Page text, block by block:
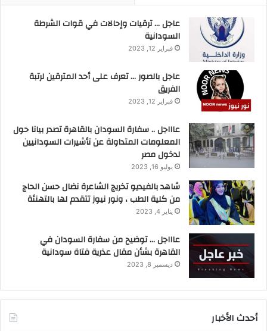
عاجل … ترقيات وإحالات في قوات الشرطة
السودانية
فبراير 12, 2023
عاجل بالصور … تعرف على أحد المترقين لرتبة
الفريق
فبراير 12, 2023
عاااجل .. سفارة السودان بالقاهرة تصدر بيانا حول
المعلومات المتداولة عن تأشيرات السودانيين
لدخول مصر
يوليو 16, 2023
شاهد بالفيديو تخريج الشاعرة نضال حسن الحاج
من كلية الطب ، ونور نيوز تتقدم لها بالتهنئة
يناير 4, 2023
عاااجل … توضيح من سفارة السودان في
القاهرة بشأن مقال عذرية فتاة سودانية
ديسمبر 8, 2023
أحدث الأخبار